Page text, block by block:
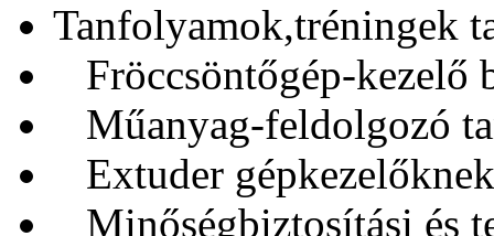
Tanfolyamok,tréningek
Fröccsöntőgép-kezelő
Műanyag-feldolgozó
Extuder gépkezelőknek
Minőségbiztosítási és